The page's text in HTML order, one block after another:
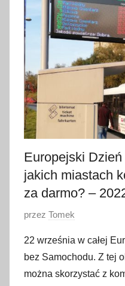
a
ź
z
i
e
r
n
i
2
0
2
Europejski
jakich miastach
za darmo? –
O
u
b
l
przez Tomek
22 września w całej
bez Samochodu. Z tej
można skorzystać z